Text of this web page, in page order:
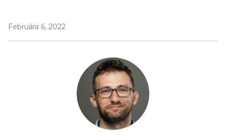
Februára 6, 2022